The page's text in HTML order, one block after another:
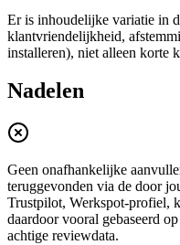
Er is inhoudelijke variatie in
klantvriendelijkheid,
installeren), niet alleen korte
Nadelen
Geen onafhankelijke
teruggevonden via de door
Trustpilot, Werkspot-profiel,
daardoor vooral gebaseerd
achtige reviewdata.